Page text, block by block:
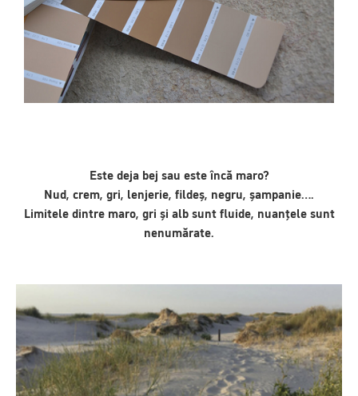
Este deja bej sau este încă maro?
Nud, crem, gri, lenjerie, fildeș, negru, șampanie….
Limitele dintre maro, gri și alb sunt fluide, nuanțele sunt
nenumărate.